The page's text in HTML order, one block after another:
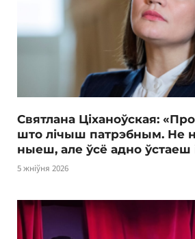
Святлана Ціханоўская:
што лічыш патрэбным. Не
ныеш, але ўсё адно ўстаеш
5 жніўня 2026